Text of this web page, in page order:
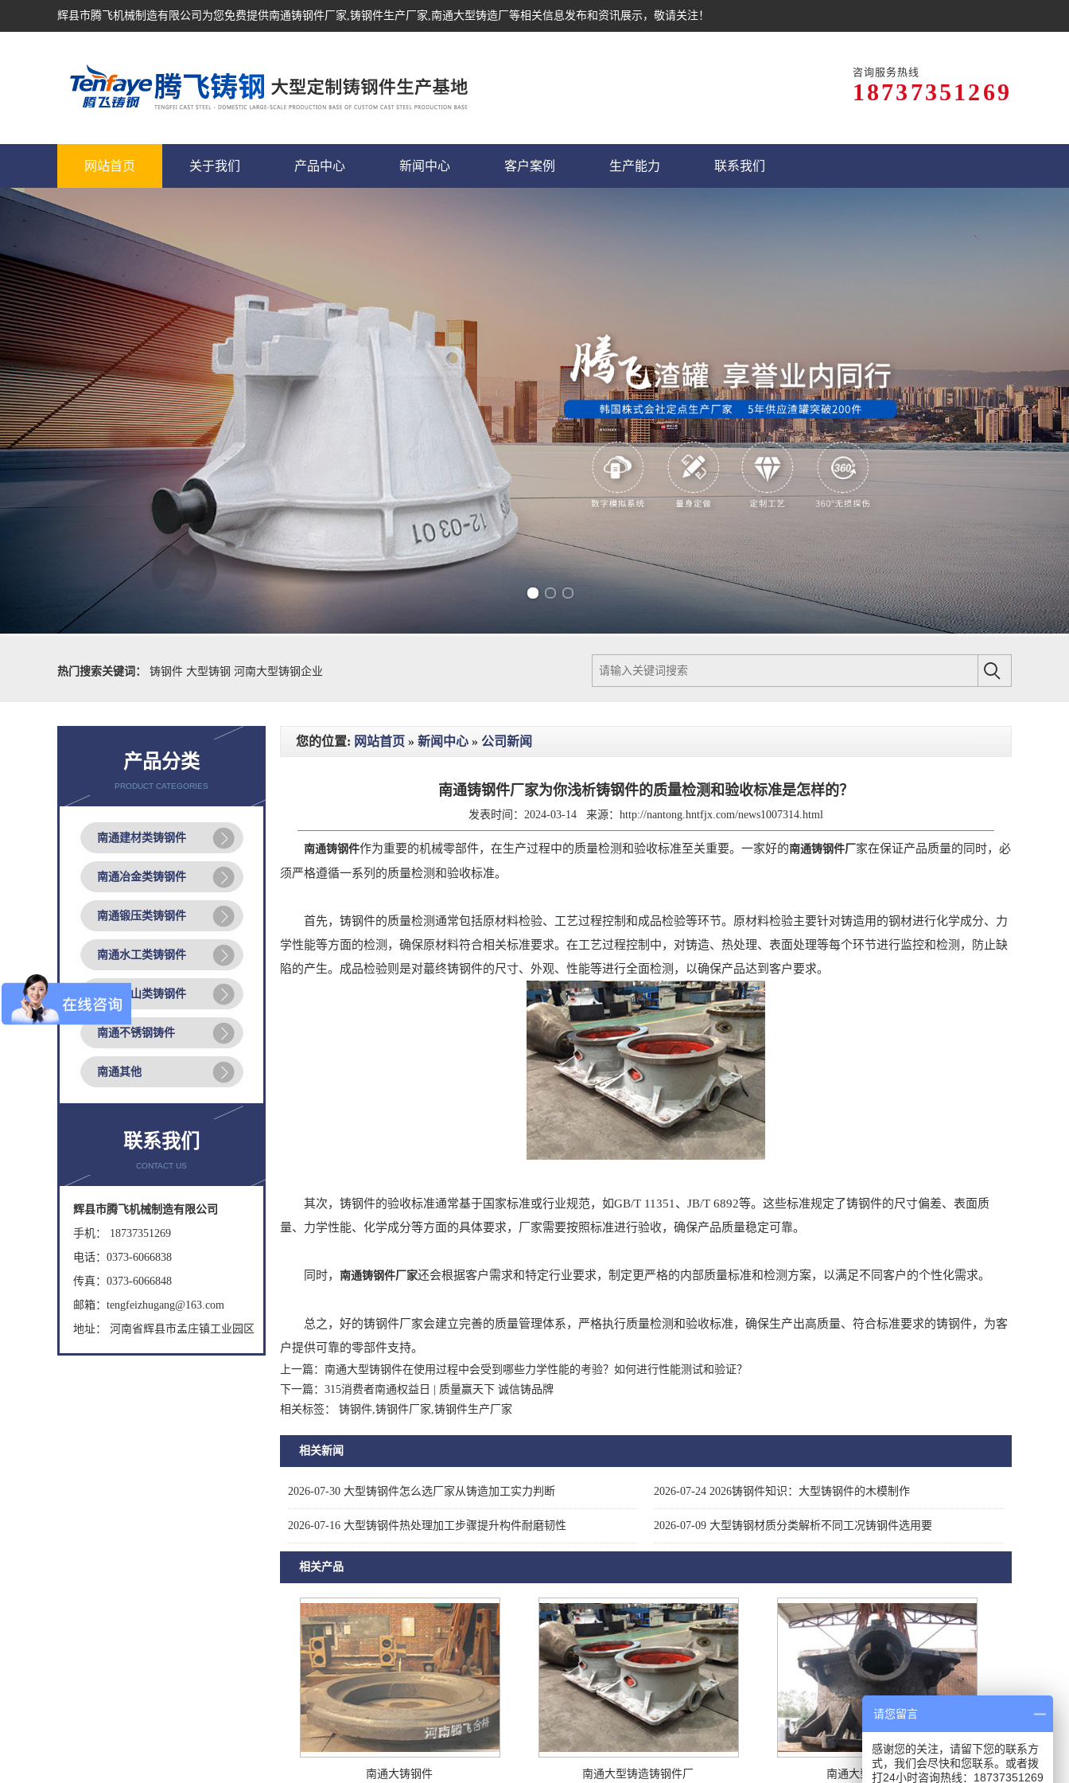
辉县市腾飞机械制造有限公司为您免费提供南通铸钢件厂家,铸钢件生产厂家,南通大型铸造厂等相关信息发布和资讯展示，敬请关注！
咨询服务热线
18737351269
网站首页 关于我们 产品中心 新闻中心 客户案例 生产能力 联系我们
热门搜索关键词：
铸钢件 大型铸钢 河南大型铸钢企业
产品分类
PRODUCT CATEGORIES
南通建材类铸钢件
南通冶金类铸钢件
南通锻压类铸钢件
南通水工类铸钢件
南通矿山类铸钢件
南通不锈钢铸件
南通其他
联系我们
CONTACT US
辉县市腾飞机械制造有限公司
手机： 18737351269
电话：0373-6066838
传真：0373-6066848
邮箱：tengfeizhugang@163.com
地址： 河南省辉县市孟庄镇工业园区
您的位置: 网站首页 » 新闻中心 » 公司新闻
南通铸钢件厂家为你浅析铸钢件的质量检测和验收标准是怎样的？
发表时间：2024-03-14 来源： http://nantong.hntfjx.com/news1007314.html
南通铸钢件作为重要的机械零部件，在生产过程中的质量检测和验收标准至关重要。一家好的南通铸钢件厂 家在保证产品质量的同时，必
须严格遵循一系列的质量检测和验收标准。
首先，铸钢件的质量检测通常包括原材料检验、工艺过程控制和成品检验等环节。原材料检验主要针对铸造用的钢材进行化学成分、力
学性能等方面的检测，确保原材料符合相关标准要求。在工艺过程控制中，对铸造、热处理、表面处理等每个环节进行监控和检测，防止缺
陷的产生。成品检验则是对蕞终铸钢件的尺寸、外观、性能等进行全面检测，以确保产品达到客户要求。
其次，铸钢件的验收标准通常基于国家标准或行业规范，如GB/T 11351、JB/T 6892等。这些标准规定了铸钢件的尺寸偏差、表面质
量、力学性能、化学成分等方面的具体要求，厂家需要按照标准进行验收，确保产品质量稳定可靠。
同时， 南通铸钢件厂家还会根据客户需求和特定行业要求，制定更严格的内部质量标准和检测方案，以满足不同客户的个性化需求。
总之，好的铸钢件厂家会建立完善的质量管理体系，严格执行质量检测和验收标准，确保生产出高质量、符合标准要求的铸钢件，为客
户提供可靠的零部件支持。
上一篇： 南通大型铸钢件在使用过程中会受到哪些力学性能的考验？如何进行性能测试和验证？
下一篇： 315消费者南通权益日 | 质量赢天下 诚信铸品牌
相关标签： 铸钢件,铸钢件厂家,铸钢件生产厂家
相关新闻
2026-07-30 大型铸钢件怎么选厂家从铸造加工实力判断 2026-07-24 2026铸钢件知识：大型铸钢件的木模制作
2026-07-16 大型铸钢件热处理加工步骤提升构件耐磨韧性 2026-07-09 大型铸钢材质分类解析不同工况铸钢件选用要
相关产品
南通大铸钢件 南通大型铸造铸钢件厂 南通大型铸钢件厂家
请您留言
感谢您的关注，请留下您的联系方
式，我们会尽快和您联系。或者拨
打24小时咨询热线：18737351269